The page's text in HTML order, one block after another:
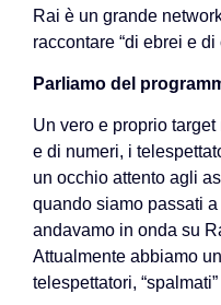
Rai è un grande
raccontare “di ebrei e
Parliamo del
Un vero e proprio
e di numeri, i
un occhio attento agli
quando siamo passati
andavamo in onda su
Attualmente abbiamo
telespettatori,